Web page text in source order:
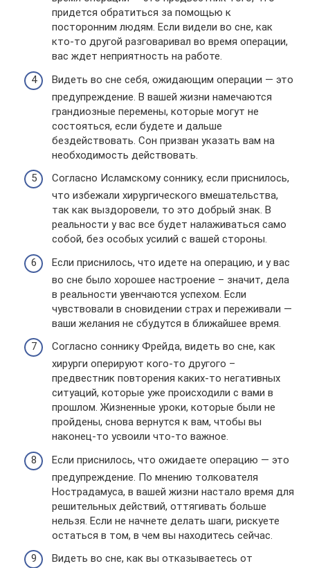
придется обратиться за помощью к
посторонним людям. Если видели во сне, как
кто-то другой разговаривал во время операции,
вас ждет неприятность на работе.
Видеть во сне себя, ожидающим операции — это
предупреждение. В вашей жизни намечаются
грандиозные перемены, которые могут не
состояться, если будете и дальше
бездействовать. Сон призван указать вам на
необходимость действовать.
Согласно Исламскому соннику, если приснилось,
что избежали хирургического вмешательства,
так как выздоровели, то это добрый знак. В
реальности у вас все будет налаживаться само
собой, без особых усилий с вашей стороны.
Если приснилось, что идете на операцию, и у вас
во сне было хорошее настроение – значит, дела
в реальности увенчаются успехом. Если
чувствовали в сновидении страх и переживали —
ваши желания не сбудутся в ближайшее время.
Согласно соннику Фрейда, видеть во сне, как
хирурги оперируют кого-то другого –
предвестник повторения каких-то негативных
ситуаций, которые уже происходили с вами в
прошлом. Жизненные уроки, которые были не
пройдены, снова вернутся к вам, чтобы вы
наконец-то усвоили что-то важное.
Если приснилось, что ожидаете операцию — это
предупреждение. По мнению толкователя
Нострадамуса, в вашей жизни настало время для
решительных действий, оттягивать больше
нельзя. Если не начнете делать шаги, рискуете
остаться в том, в чем вы находитесь сейчас.
Видеть во сне, как вы отказываетесь от